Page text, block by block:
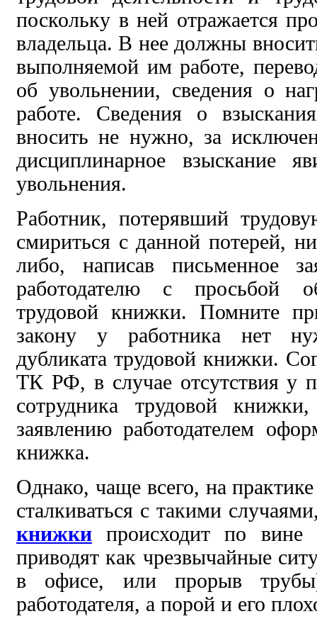
поскольку в ней отражается
владельца. В нее должны
выполняемой им работе,
об увольнении, сведения о
работе. Сведения о
вносить не нужно, за
дисциплинарное
взыскание
увольнения.
Работник, потерявший
смириться с данной потерей,
либо, написав
письменное
работодателю с просьбой
трудовой книжки. Помните
закону у работника нет
дубликата трудовой книжки.
ТК РФ, в случае отсутствия у
сотрудника
трудовой
заявлению работодателем
книжка.
Однако, чаще всего, на
сталкиваться с такими
книжки происходит по вине
приводят как чрезвычайные
в офисе,
или прорыв
работодателя, а порой и его